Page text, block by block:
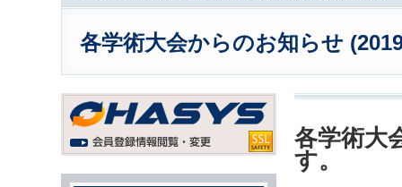
各学術大会からのお知らせ
各学術大
す。